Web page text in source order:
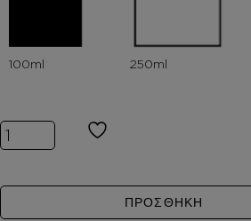
Inspired by MANDARINO DI
ΠΡΟΣΘΗΚΗ